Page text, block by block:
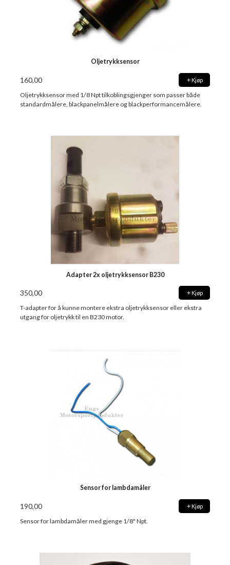
Oljetrykksensor
160,00 Kjøp
Oljetrykksensor med 1/8 Npt tilkoblingsgjenger som passer både
standardmålere, blackpanelmålere og blackperformancemålere.
Adapter 2x oljetrykksensor B230
350,00 Kjøp
T-adapter for å kunne montere ekstra oljetrykksensor eller ekstra
utgang for oljetrykk til en B230 motor.
Sensor for lambdamåler
190,00 Kjøp
Sensor for lambdamåler med gjenge 1/8" Npt.